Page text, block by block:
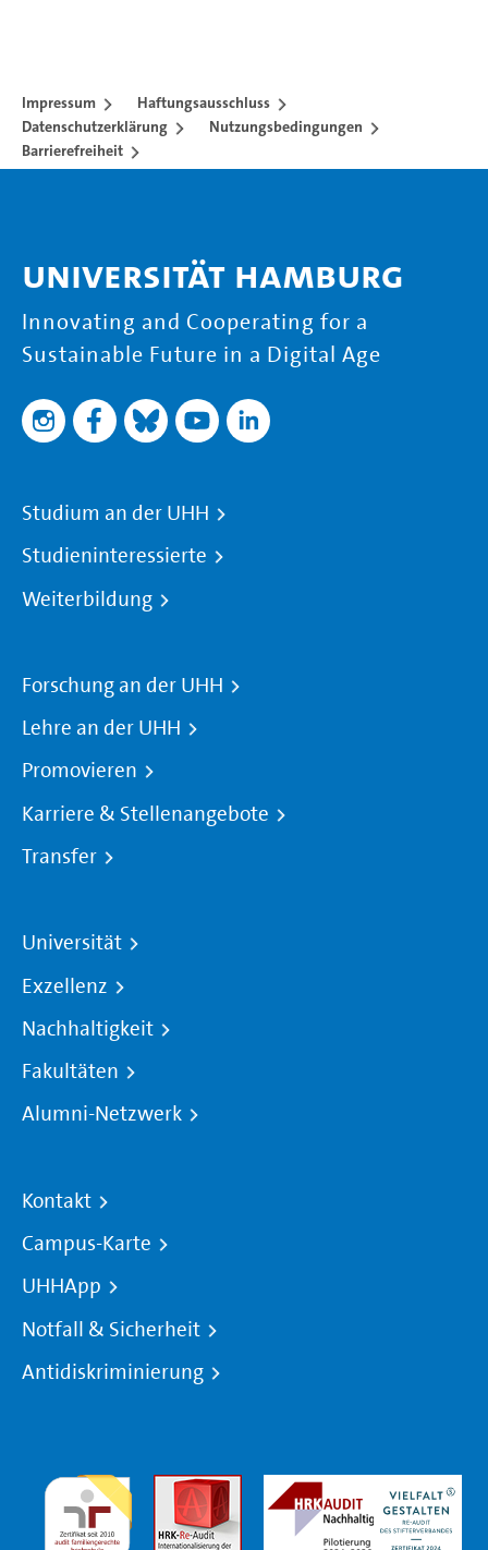
Impressum
Haftungsausschluss
Datenschutzerklärung
Nutzungsbedingungen
Barrierefreiheit
Universität Hamburg
Innovating and Cooperating for a
Sustainable Future in a Digital Age
Studium an der UHH
Studieninteressierte
Weiterbildung
Forschung an der UHH
Lehre an der UHH
Promovieren
Karriere & Stellenangebote
Transfer
Universität
Exzellenz
Nachhaltigkeit
Fakultäten
Alumni-Netzwerk
Kontakt
Campus-Karte
UHHApp
Notfall & Sicherheit
Antidiskriminierung